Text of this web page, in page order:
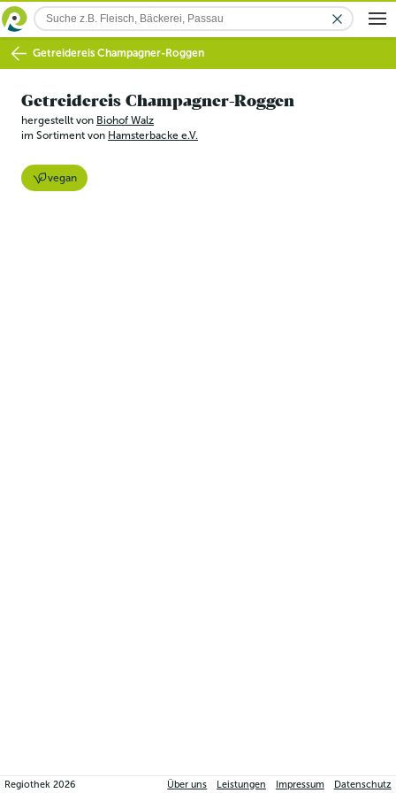
Getreidereis Champagner-Roggen
Getreidereis Champagner-Roggen
hergestellt von Biohof Walz
im Sortiment von Hamsterbacke e.V.
vegan
Regiothek2026 Über uns Leistungen Impressum Datenschutz